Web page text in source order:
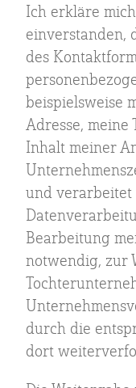
Ich erkläre
einverstanden,
des
beispielsweise
Adresse, meine
Inhalt meiner
und verarbeitet
Bearbeitung
notwendig, zur
durch die
dort